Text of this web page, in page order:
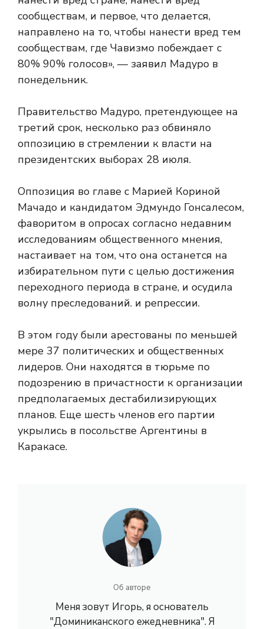
сообществам, и первое, что делается,
направлено на то, чтобы нанести вред тем
сообществам, где Чавизмо побеждает с
80% 90% голосов», — заявил Мадуро в
понедельник.
Правительство Мадуро, претендующее на
третий срок, несколько раз обвиняло
оппозицию в стремлении к власти на
президентских выборах 28 июля.
Оппозиция во главе с Марией Кориной
Мачадо и кандидатом Эдмундо Гонсалесом,
фаворитом в опросах согласно недавним
исследованиям общественного мнения,
настаивает на том, что она останется на
избирательном пути с целью достижения
переходного периода в стране, и осудила
волну преследований. и репрессии.
В этом году были арестованы по меньшей
мере 37 политических и общественных
лидеров. Они находятся в тюрьме по
подозрению в причастности к организации
предполагаемых дестабилизирующих
планов. Еще шесть членов его партии
укрылись в посольстве Аргентины в
Каракасе.
Об авторе
Меня зовут Игорь, я основатель
"Доминиканского ежедневника". Я